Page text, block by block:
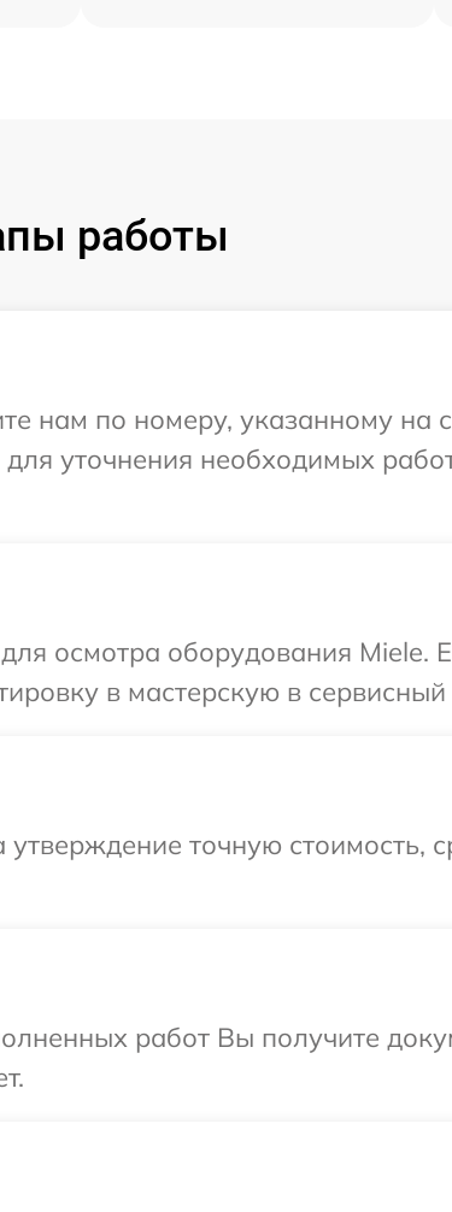
работы
нам по номеру, указанному на
уточнения необходимых
осмотра оборудования Miele.
в мастерскую в сервисный
точную стоимость,
работ Вы получите